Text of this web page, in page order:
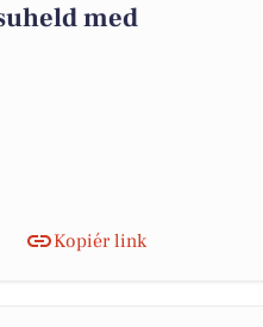
med
Kopiér link